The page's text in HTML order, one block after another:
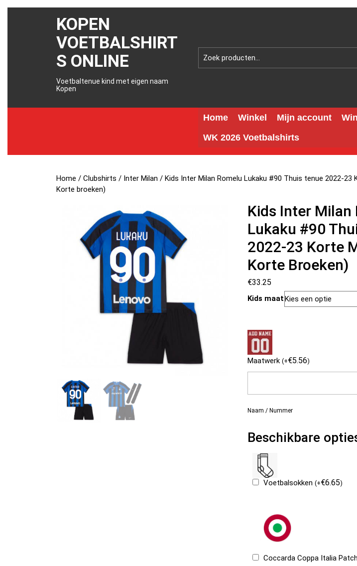
KOPEN
VOETBALSHIRT
S ONLINE
Voetbaltenue kind met eigen naam
Kopen
Home Winkel Mijn account
WK 2026 Voetbalshirts
Home /Clubshirts / Inter Milan / Kids Inter Milan Romelu Lukaku #90 Thuis tenue 2022-23
Korte broeken)
Kids Inter Milan
Lukaku #90
2022-23 Korte
Korte Broeken)
€33.25
Kids maat
Maatwerk (+€5.56)
Naam / Nummer
Beschikbare
Voetbalsokken (+€6.65)
Coccarda Coppa Italia Patch